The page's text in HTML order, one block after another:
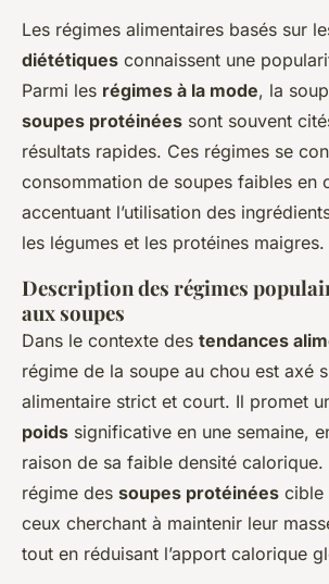
Les régimes alimentaires basés sur
diététiques connaissent une
Parmi les régimes à la mode, la
soupes protéinées sont souvent
résultats rapides. Ces régimes se
consommation de soupes faibles en
accentuant l’utilisation des
les légumes et les protéines maigres.
Description des régimes
aux soupes
Dans le contexte des tendances
régime de la soupe au chou est axé
alimentaire strict et court. Il promet
poids significative en une semaine,
raison de sa faible densité calorique.
régime des soupes protéinées cible
ceux cherchant à maintenir leur
tout en réduisant l’apport calorique